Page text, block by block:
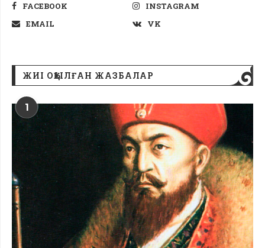
FACEBOOK
INSTAGRAM
EMAIL
VK
ЖИІ ОҚЫЛҒАН ЖАЗБАЛАР
1